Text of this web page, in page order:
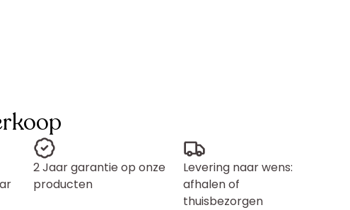
2 Jaar garantie op onze
producten
Levering naar wens:
afhalen of
thuisbezorgen